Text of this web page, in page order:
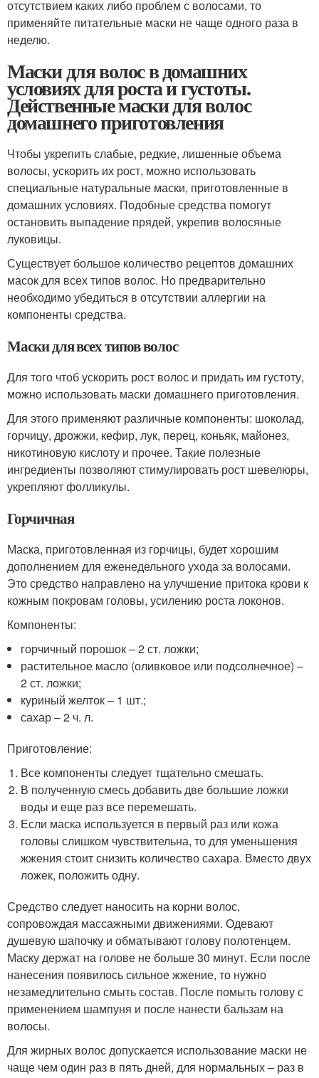
отсутствием каких либо проблем с волосами, то
применяйте питательные маски не чаще одного раза в
неделю.
Маски для волос в домашних
условиях для роста и густоты.
Действенные маски для волос
домашнего приготовления
Чтобы укрепить слабые, редкие, лишенные объема
волосы, ускорить их рост, можно использовать
специальные натуральные маски, приготовленные в
домашних условиях. Подобные средства помогут
остановить выпадение прядей, укрепив волосяные
луковицы.
Существует большое количество рецептов домашних
масок для всех типов волос. Но предварительно
необходимо убедиться в отсутствии аллергии на
компоненты средства.
Маски для всех типов волос
Для того чтоб ускорить рост волос и придать им густоту,
можно использовать маски домашнего приготовления.
Для этого применяют различные компоненты: шоколад,
горчицу, дрожжи, кефир, лук, перец, коньяк, майонез,
никотиновую кислоту и прочее. Такие полезные
ингредиенты позволяют стимулировать рост шевелюры,
укрепляют фолликулы.
Горчичная
Маска, приготовленная из горчицы, будет хорошим
дополнением для еженедельного ухода за волосами.
Это средство направлено на улучшение притока крови к
кожным покровам головы, усилению роста локонов.
Компоненты:
горчичный порошок – 2 ст. ложки;
растительное масло (оливковое или подсолнечное) –
2 ст. ложки;
куриный желток – 1 шт.;
сахар – 2 ч. л.
Приготовление:
Все компоненты следует тщательно смешать.
В полученную смесь добавить две большие ложки
воды и еще раз все перемешать.
Если маска используется в первый раз или кожа
головы слишком чувствительна, то для уменьшения
жжения стоит снизить количество сахара. Вместо двух
ложек, положить одну.
Средство следует наносить на корни волос,
сопровождая массажными движениями. Одевают
душевую шапочку и обматывают голову полотенцем.
Маску держат на голове не больше 30 минут. Если после
нанесения появилось сильное жжение, то нужно
незамедлительно смыть состав. После помыть голову с
применением шампуня и после нанести бальзам на
волосы.
Для жирных волос допускается использование маски не
чаще чем один раз в пять дней, для нормальных – раз в